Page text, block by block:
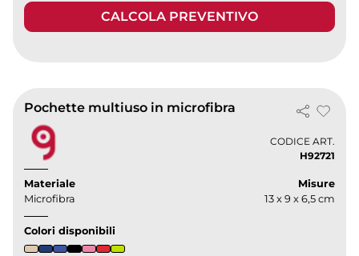
CALCOLA PREVENTIVO
Pochette multiuso in microfibra
CODICE ART.
H92721
Materiale
Microfibra
Misure
13 x 9 x 6,5 cm
Colori disponibili